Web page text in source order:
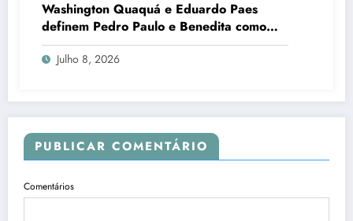
Washington Quaquá e Eduardo Paes
definem Pedro Paulo e Benedita como
candidatos ao Senado no Rio
Julho 8, 2026
PUBLICAR COMENTÁRIO
Comentários